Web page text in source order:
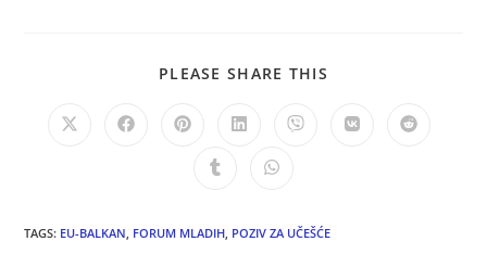
PLEASE SHARE THIS
TAGS: EU-BALKAN FORUM MLADIH POZIV ZA UČEŠĆE